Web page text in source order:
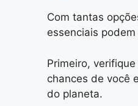
Com tantas
essenciais
Primeiro,
chances de você
do planeta.